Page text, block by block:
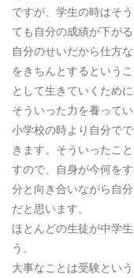
ですが、学生の時はそ
ても自分の成績が下がる
自分のせいだから仕方
をきちんとするという
として生きていくため
そういった力を養って
小学校の時より自分で
きます。そういったこ
すので、自身が今何を
分と向き合いながら自
だと思います。
ほとんどの生徒が中学
う。
大事なことは受験とい